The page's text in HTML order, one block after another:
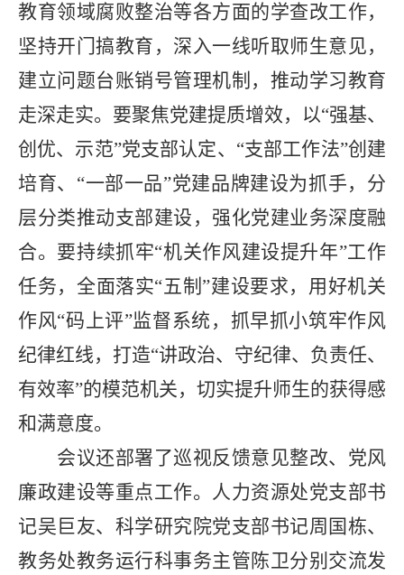
教育领域腐败整治等各方面的学查改工作，
坚持开门搞教育，深入一线听取师生意见，
建立问题台账销号管理机制，推动学习教育
走深走实。要聚焦党建提质增效，以“强基、
创优、示范”党支部认定、“支部工作法”创建
培育、“一部一品”党建品牌建设为抓手，分
层分类推动支部建设，强化党建业务深度融
合。要持续抓牢“机关作风建设提升年”工作
任务，全面落实“五制”建设要求，用好机关
作风“码上评”监督系统，抓早抓小筑牢作风
纪律红线，打造“讲政治、守纪律、负责任、
有效率”的模范机关，切实提升师生的获得感
和满意度。
会议还部署了巡视反馈意见整改、党风
廉政建设等重点工作。人力资源处党支部书
记吴巨友、科学研究院党支部书记周国栋、
教务处教务运行科事务主管陈卫分别交流发